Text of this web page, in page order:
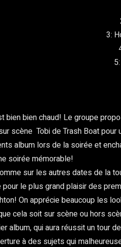
3:
bien bien chaud! Le groupe
scène Tobi de Trash Boat
album lors de la soirée et
soirée mémorable!
sur les autres dates de la
le plus grand plaisir des
On apprécie beaucoup les
cela soit sur scène ou hors
qui aura réussit un tour
à des sujets qui